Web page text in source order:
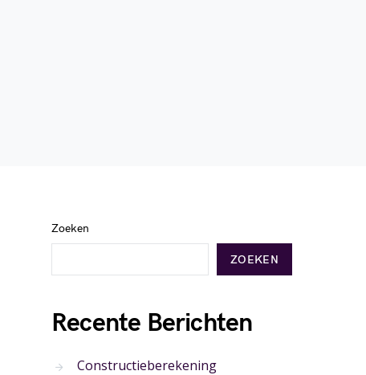
Zoeken
ZOEKEN
Recente Berichten
Constructieberekening